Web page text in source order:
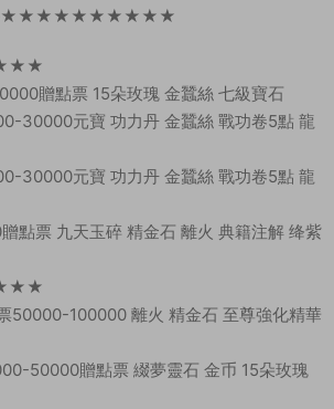
★★★
贈點票 15朵玫瑰 金蠶絲 七級寶石
30000元寶 功力丹 金蠶絲 戰功卷5點 龍
30000元寶 功力丹 金蠶絲 戰功卷5點 龍
點票 九天玉碎 精金石 離火 典籍注解 绛紫
★★★
50000-100000 離火 精金石 至尊強化精華
50000贈點票 綴夢靈石 金币 15朵玫瑰